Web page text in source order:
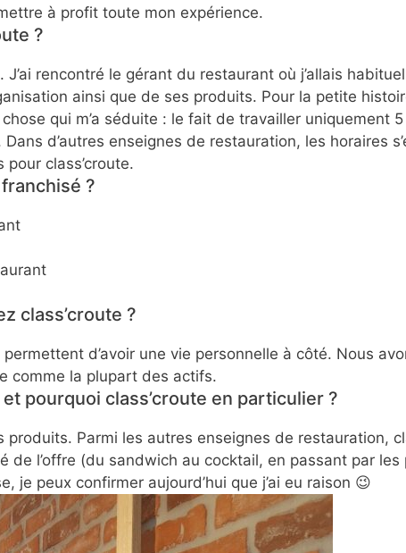
à profit toute mon expérience.
?
J’ai rencontré le gérant du restaurant où j’allais
ainsi que de ses produits. Pour la petite
qui m’a séduite : le fait de travailler uniquement
d’autres enseignes de restauration, les horaires
pour class’croute.
?
class’croute ?
d’avoir une vie personnelle à côté. Nous
comme la plupart des actifs.
pourquoi class’croute en particulier ?
Parmi les autres enseignes de restauration,
de l’offre (du sandwich au cocktail, en passant par les
peux confirmer aujourd’hui que j’ai eu raison 😉